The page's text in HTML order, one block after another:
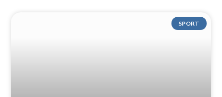
SPORT